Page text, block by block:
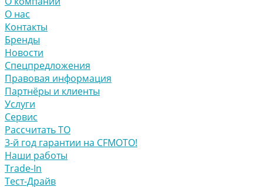
О нас
Контакты
Бренды
Новости
Спецпредложения
Правовая информация
Партнёры и клиенты
Услуги
Сервис
Рассчитать ТО
3-й год гарантии на CFMOTO!
Наши работы
Trade-In
Тест-Драйв